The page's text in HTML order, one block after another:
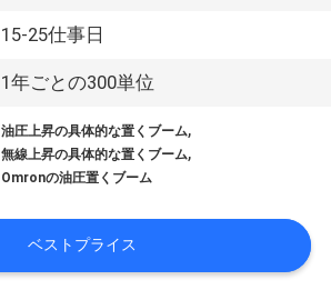
15-25仕事日
1年ごとの300単位
油圧上昇の具体的な置くブーム,
無線上昇の具体的な置くブーム,
Omronの油圧置くブーム
ベストプライス